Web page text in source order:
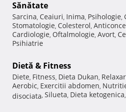
Sănătate
Sarcina, Ceaiuri, Inima, Psihologie,
Stomatologie, Colesterol,
Cardiologie, Oftalmologie, Avort,
Psihiatrie
Dietă & Fitness
Diete, Fitness, Dieta Dukan,
Aerobic, Exercitii abdomen,
disociata, Silueta, Dieta ketogenica,